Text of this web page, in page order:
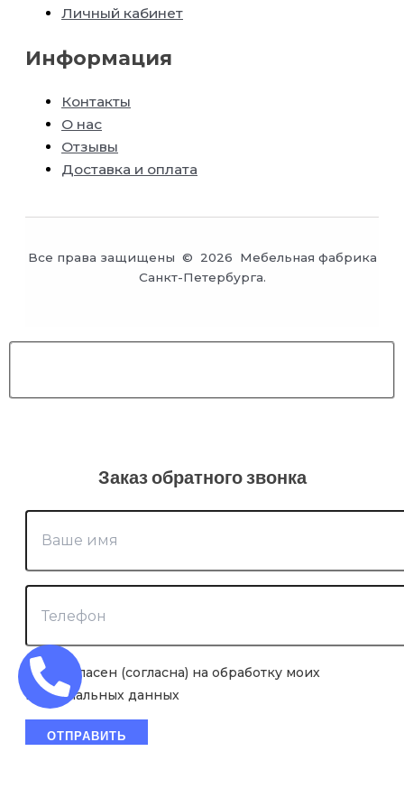
Личный кабинет
Информация
Контакты
О нас
Отзывы
Доставка и оплата
Все права защищены © 2026 Мебельная фабрика
Санкт-Петербурга.
Заказ обратного звонка
Я согласен (согласна) на обработку моих
персональных данных